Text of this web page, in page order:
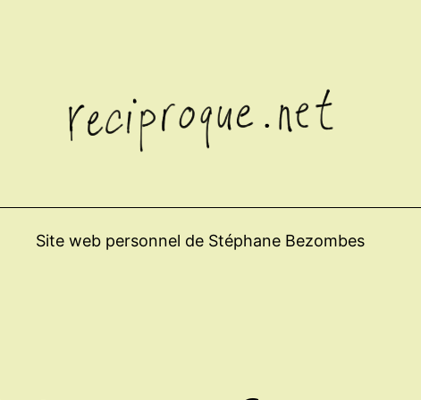
Site web personnel de Stéphane Bezombes